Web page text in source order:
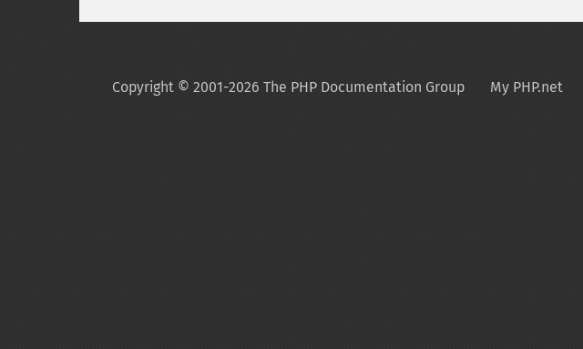
Copyright © 2001-2026 The PHP Documentation Group My PHP.net